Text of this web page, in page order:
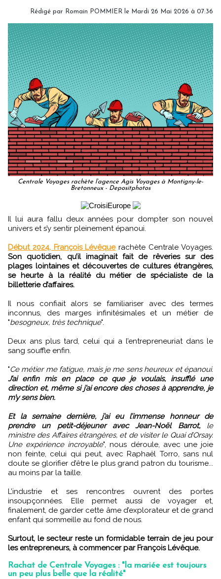
Rédigé par Romain POMMIER le Mardi 26 Mai 2026 à 07:36
Centrale Voyages rachète l’agence Agis Voyages à Montigny-le-
Bretonneux - Depositphotos
univers et s’y sentir pleinement épanoui.
Début 2024, François Lévêquerachète Centrale Voyages.
Son quotidien, qu’il imaginait fait de rêveries sur des
plages lointaines et découvertes de cultures étrangères,
se heurte à la réalité du métier de spécialiste de la
billetterie d’affaires.
Il nous confiait alors se familiariser avec des termes
inconnus, des marges infinitésimales et un métier de
"besogneux, très technique".
Deux ans plus tard, celui qui a l’entrepreneuriat dans le
sang souffle enfin.
"Ce métier me fatigue, mais je me sens heureux et épanoui.
J’ai enfin mis en place ce que je voulais, insufflé une
direction et, même si j’ai encore des choses à apprendre, je
m’y sens bien.
Et la semaine dernière, j’ai eu l’immense honneur de
prendre un petit-déjeuner avec Jean-Noël Barrot,le
ministre des Affaires étrangères, et de visiter le Quai d’Orsay.
Une expérience incroyable", nous déroule, avec une joie
non feinte, celui qui peut, avec Raphaël Torro, sans nul
doute se glorifier d’être le plus grand patron du tourisme...
au moins par la taille.
L’industrie et ses rencontres ouvrent des portes
insoupçonnées. Elle permet aussi de voyager et,
finalement, de garder cette âme d’explorateur et de grand
enfant qui sommeille au fond de nous.
Surtout, le secteur reste un formidable terrain de jeu pour
les entrepreneurs, à commencer par François Lévêque.
Rachat de Centrale Voyages : "la mariée est toujours
un peu plus belle que la réalité"